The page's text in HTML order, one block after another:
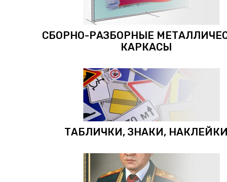
СБОРНО-РАЗБОРНЫЕ
КАРКАСЫ
ТАБЛИЧКИ, ЗНАКИ,